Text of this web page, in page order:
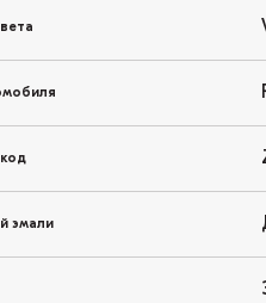
эмали